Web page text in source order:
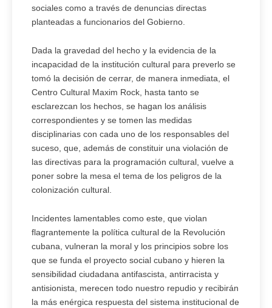
sociales como a través de denuncias directas
planteadas a funcionarios del Gobierno.
Dada la gravedad del hecho y la evidencia de la
incapacidad de la institución cultural para preverlo se
tomó la decisión de cerrar, de manera inmediata, el
Centro Cultural Maxim Rock, hasta tanto se
esclarezcan los hechos, se hagan los análisis
correspondientes y se tomen las medidas
disciplinarias con cada uno de los responsables del
suceso, que, además de constituir una violación de
las directivas para la programación cultural, vuelve a
poner sobre la mesa el tema de los peligros de la
colonización cultural.
Incidentes lamentables como este, que violan
flagrantemente la política cultural de la Revolución
cubana, vulneran la moral y los principios sobre los
que se funda el proyecto social cubano y hieren la
sensibilidad ciudadana antifascista, antirracista y
antisionista, merecen todo nuestro repudio y recibirán
la más enérgica respuesta del sistema institucional de